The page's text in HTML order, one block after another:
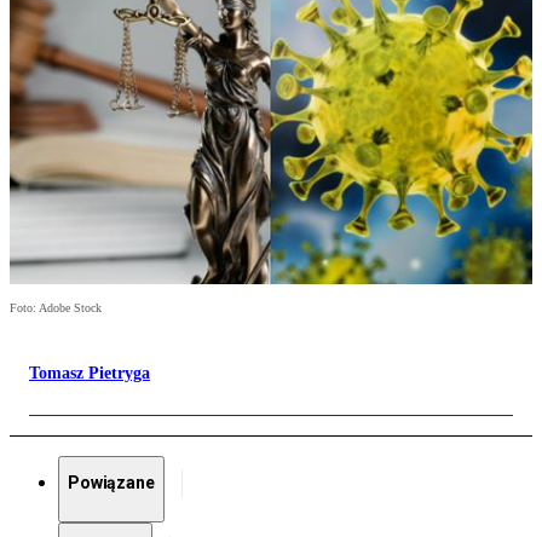
Foto: Adobe Stock
Tomasz Pietryga
Powiązane